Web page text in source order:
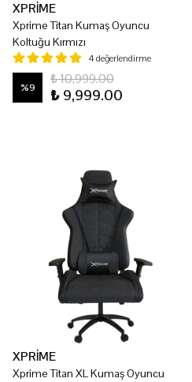
XPRİME
Xprime Titan Kumaş Oyuncu
Koltuğu Kırmızı
4 değerlendirme
%9
₺ 10,999.00
₺ 9,999.00
XPRİME
Xprime Titan XL Kumaş Oyuncu